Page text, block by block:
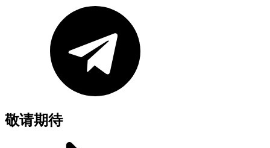
敬请期待